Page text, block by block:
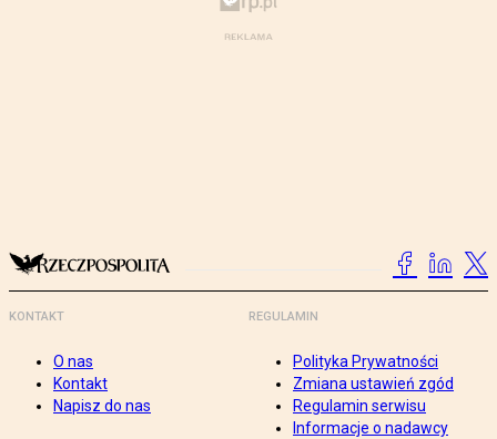
KONTAKT
O nas
Kontakt
Napisz do nas
REGULAMIN
Polityka Prywatności
Zmiana ustawień zgód
Regulamin serwisu
Informacje o nadawcy